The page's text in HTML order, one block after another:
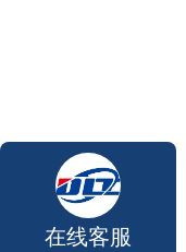
在线客服